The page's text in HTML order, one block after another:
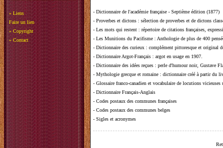
» Liens
Faire un lien
» Copyright
» Contact
- Dictionnaire de l'académie française - Septième édition (1877)
- Proverbes et dictons : sélection de proverbes et de dictons
- Les mots qui restent : répertoire de citations françaises,
- Les Munitions du Pacifisme : Anthologie de plus de 400
- Dictionnaire des curieux : complément pittoresque et original
- Dictionnaire Argot-Français : argot en usage en 1907.
- Dictionnaire des idées reçues : perle d'humour noir, Gustave
- Mythologie grecque et romaine : dictionnaire créé à partir du
- Glossaire franco-canadien et vocabulaire de locutions vicieuses
- Dictionnaire Français-Anglais
- Codes postaux des communes françaises
- Codes postaux des communes belges
- Sigles et acronymes